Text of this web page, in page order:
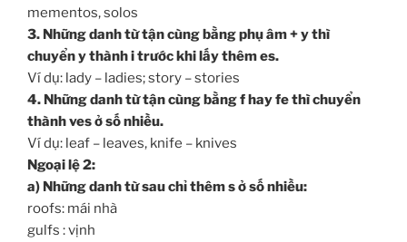
mementos, solos
3. Những danh từ tận cùng bằng phụ âm + y thì
chuyển y thành i trước khi lấy thêm es.
Ví dụ: lady – ladies; story – stories
4. Những danh từ tận cùng bằng f hay fe thì chuyển
thành ves ở số nhiều.
Ví dụ: leaf – leaves, knife – knives
Ngoại lệ 2:
a) Những danh từ sau chỉ thêm s ở số nhiều:
roofs: mái nhà
gulfs : vịnh